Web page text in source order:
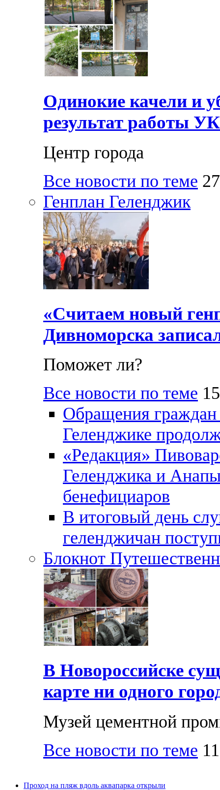
Одинокие качели и
результат работы
Центр города
Все новости по теме
Генплан Геленджик
«Считаем новый
Дивноморска
Поможет ли?
Все новости по теме
Обращения граждан
Геленджике
«Редакция»
Геленджика и
бенефициаров
В итоговый день
геленджичан
Блокнот
В Новороссийске
карте ни одного
Музей цементной
Все новости по теме
Проход на пляж вдоль аквапарка открыли